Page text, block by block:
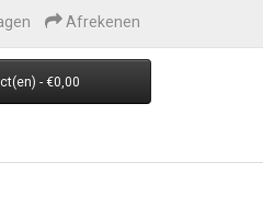
Afrekenen
- €0,00